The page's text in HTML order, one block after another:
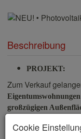
Beschreibung
PROJEKT:
Zum Verkauf
Eigentumswohnungen
großzügigen
STATE-OF-
Cookie